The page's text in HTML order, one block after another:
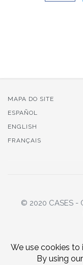
MAPA DO SITE
ESPAÑOL
ENGLISH
FRANÇAIS
© 2020 CASES